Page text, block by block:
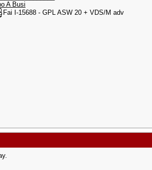
A Busi
Fai I-15688 - GPL ASW 20 + VDS/M adv